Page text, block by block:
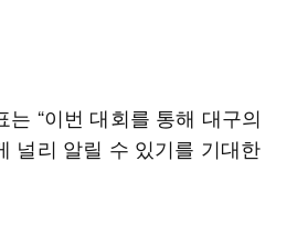
“이번 대회를 통해 대구의
널리 알릴 수 있기를 기대한